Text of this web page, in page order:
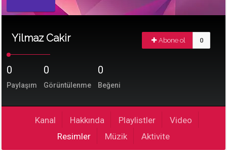
Yilmaz Cakir Abone ol 0
0
Paylaşım
0
Görüntülenme
0
Beğeni
Kanal Hakkında Playlistler
Video
Resimler
Müzik Aktivite